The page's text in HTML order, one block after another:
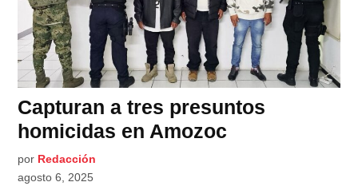
Capturan a tres presuntos
homicidas en Amozoc
por Redacción
agosto 6, 2025